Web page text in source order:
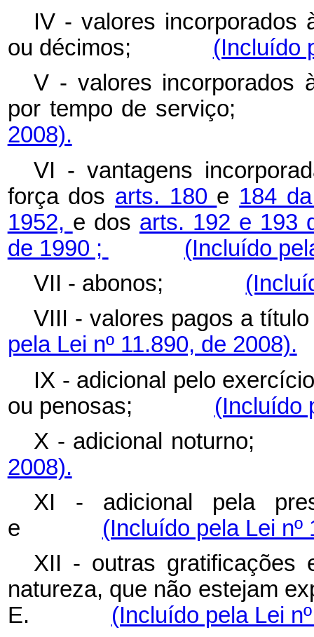
IV - valores incorporados
ou décimos; (Incluído
V - valores incorporados
por tempo de
2008).
VI - vantagens
força dos arts. 180 e 184
1952, e dos arts. 192 e 193
de 1990 ;
(Incluído
VII - abonos;
VIII - valores pagos a
pela Lei nº 11.890, de 2008).
IX - adicional pelo
ou penosas; (Incluído
X - adicional
2008).
XI - adicional pela
e (Incluído pela Lei nº
XII - outras gratificações
natureza, que não estejam
E. (Incluído pela Lei